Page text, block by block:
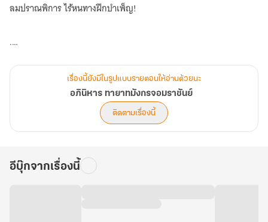
ลมปราณพิการ ไร้หนทางฝึกบำเพ็ญ!
.
การฝึกฝน “อักขระหยวน” จึงเป็นทางออกสุดท้าย ในการยับยั้งพิษมังกร
ชายหนุ่มผู้ถูกช่วงชิงชะตาอันยิ่งใหญ่ ต้องเผชิญกับหนทางการฝึกบำเพ็ญ
เรื่องนี้ยังมีในรูปแบบรายตอนให้อ่านด้วยนะ
อภินิหาร ทายาทมังกรจอมราชันย์
ติดตามเรื่องนี้
อีบุ๊กจากเรื่องนี้